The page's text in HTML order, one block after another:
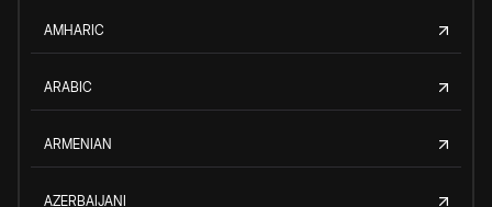
AMHARIC
ARABIC
ARMENIAN
AZERBAIJANI